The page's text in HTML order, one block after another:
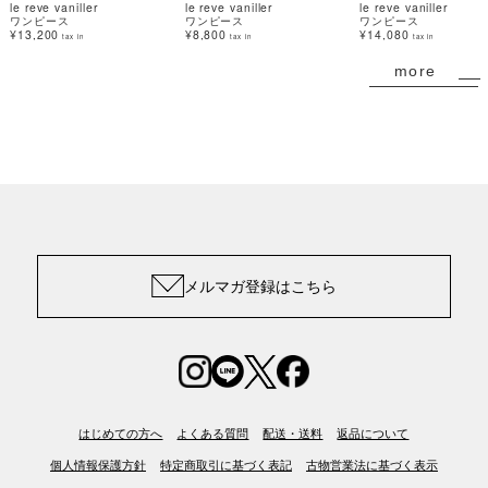
le reve vaniller
ワンピース
¥13,200 tax in
le reve vaniller
ワンピース
¥8,800 tax in
le reve vaniller
ワンピース
¥14,080 tax in
more
メルマガ登録はこちら
はじめての方へ よくある質問 配送・送料 返品について
個人情報保護方針 特定商取引に基づく表記 古物営業法に基づく表示